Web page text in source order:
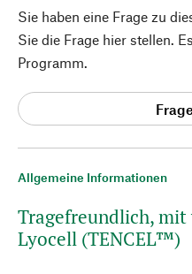
Allgemeine Informationen
Tragefreundlich, mit
Lyocell (TENCEL™)
Sie haben eine Frage zu
Sie die Frage hier stellen.
Programm.